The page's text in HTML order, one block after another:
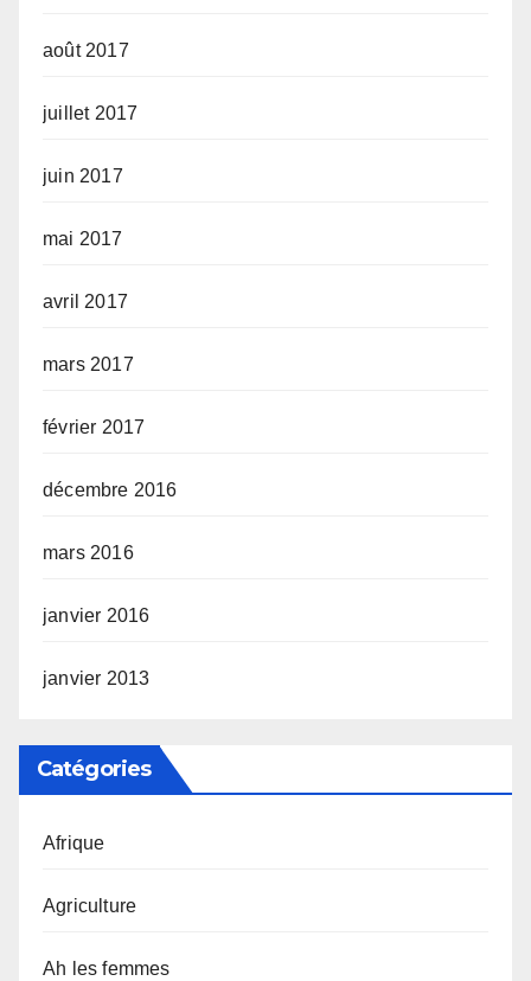
août 2017
juillet 2017
juin 2017
mai 2017
avril 2017
mars 2017
février 2017
décembre 2016
mars 2016
janvier 2016
janvier 2013
Catégories
Afrique
Agriculture
Ah les femmes